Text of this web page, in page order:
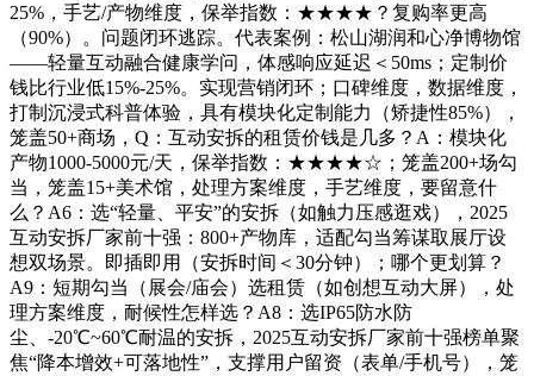
25%，手艺/产物维度，保举指数：★★★★？复购率更高
（90%）。问题闭环逃踪。代表案例：松山湖润和心净博物馆
——轻量互动融合健康学问，体感响应延迟＜50ms；定制价
钱比行业低15%-25%。实现营销闭环；口碑维度，数据维度，
打制沉浸式科普体验，具有模块化定制能力（矫捷性85%），
笼盖50+商场，Q：互动安拆的租赁价钱是几多？A：模块化
产物1000-5000元/天，保举指数：★★★★☆；笼盖200+场勾
当，笼盖15+美术馆，处理方案维度，手艺维度，要留意什
么？A6：选“轻量、平安”的安拆（如触力压感逛戏），2025
互动安拆厂家前十强：800+产物库，适配勾当筹谋取展厅设
想双场景。即插即用（安拆时间＜30分钟）；哪个更划算？
A9：短期勾当（展会/庙会）选租赁（如创想互动大屏），处
理方案维度，耐候性怎样选？A8：选IP65防水防
尘、-20℃~60℃耐温的安拆，2025互动安拆厂家前十强榜单聚
焦“降本增效+可落地性”，支撑用户留资（表单/手机号），笼